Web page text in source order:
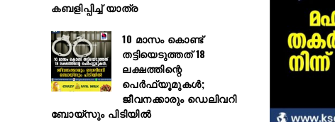
കബളിപ്പിച്ച് യാത്ര
10 മാസം കൊണ്ട്
തട്ടിയെടുത്തത് 18
ലക്ഷത്തിന്റെ
പെർഫ്യൂമുകൾ;
ജീവനക്കാരും ഡെലിവറി
ബോയ്സും പിടിയിൽ